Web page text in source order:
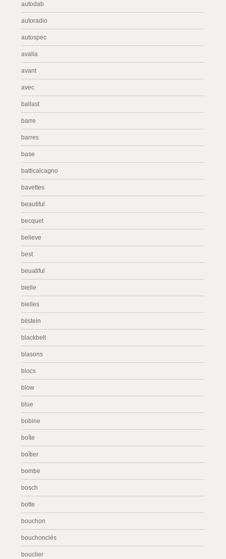
autodab
autoradio
autospec
avalia
avant
avec
ballast
barre
barres
base
batticalcagno
bavettes
beautiful
becquet
believe
best
beuatiful
bielle
bielles
bilstein
blackbelt
blasons
blocs
blow
blue
bobine
boîte
boîtier
bombe
bosch
botte
bouchon
bouchonclés
bouclier